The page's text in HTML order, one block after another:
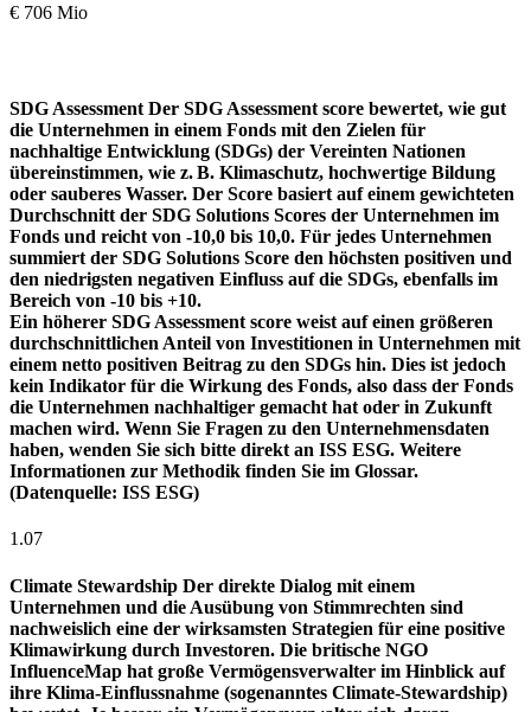
€ 706 Mio
SDG Assessment Der SDG Assessment score bewertet, wie gut
die Unternehmen in einem Fonds mit den Zielen für
nachhaltige Entwicklung (SDGs) der Vereinten Nationen
übereinstimmen, wie z. B. Klimaschutz, hochwertige Bildung
oder sauberes Wasser. Der Score basiert auf einem gewichteten
Durchschnitt der SDG Solutions Scores der Unternehmen im
Fonds und reicht von -10,0 bis 10,0. Für jedes Unternehmen
summiert der SDG Solutions Score den höchsten positiven und
den niedrigsten negativen Einfluss auf die SDGs, ebenfalls im
Bereich von -10 bis +10.
Ein höherer SDG Assessment score weist auf einen größeren
durchschnittlichen Anteil von Investitionen in Unternehmen mit
einem netto positiven Beitrag zu den SDGs hin. Dies ist jedoch
kein Indikator für die Wirkung des Fonds, also dass der Fonds
die Unternehmen nachhaltiger gemacht hat oder in Zukunft
machen wird. Wenn Sie Fragen zu den Unternehmensdaten
haben, wenden Sie sich bitte direkt an ISS ESG. Weitere
Informationen zur Methodik finden Sie im Glossar.
(Datenquelle: ISS ESG)
1.07
Climate Stewardship Der direkte Dialog mit einem
Unternehmen und die Ausübung von Stimmrechten sind
nachweislich eine der wirksamsten Strategien für eine positive
Klimawirkung durch Investoren. Die britische NGO
InfluenceMap hat große Vermögensverwalter im Hinblick auf
ihre Klima-Einflussnahme (sogenanntes Climate-Stewardship)